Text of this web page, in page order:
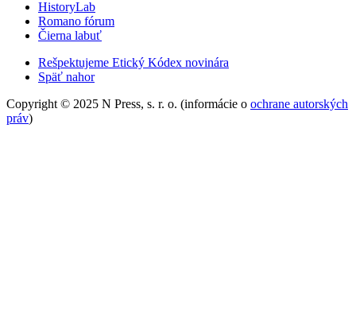
HistoryLab
Romano fórum
Čierna labuť
Rešpektujeme Etický Kódex novinára
Späť nahor
Copyright © 2025 N Press, s. r. o. (informácie o ochrane autorských
práv)